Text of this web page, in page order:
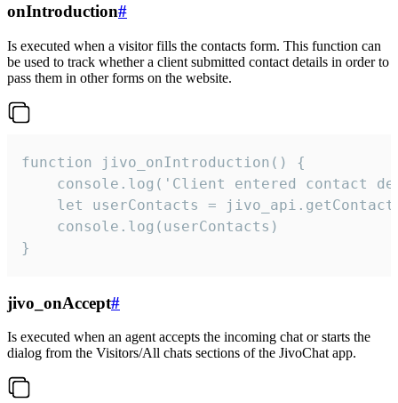
onIntroduction#
Is executed when a visitor fills the contacts form. This function can
be used to track whether a client submitted contact details in order to
pass them in other forms on the website.
function jivo_onIntroduction() {
console.log('Client entered contact
let userContacts =
    console.log(userContacts)
}
jivo_onAccept#
Is executed when an agent accepts the incoming chat or starts the
dialog from the Visitors/All chats sections of the JivoChat app.